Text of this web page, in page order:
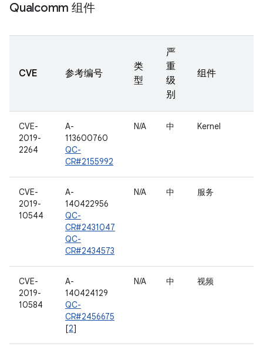
Qualcomm 组件
CVE 参考编号
类
型
严
重
级
别
组件
CVE-
2019-
2264
A-
113600760
QC-
CR#2155992
N/A 中 Kernel
CVE-
2019-
10544
A-
140422956
QC-
CR#2431047
QC-
CR#2434573
N/A 中 服务
CVE-
2019-
10584
A-
140424129
QC-
CR#2456675
[2]
N/A 中 视频